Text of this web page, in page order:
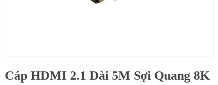
Cáp HDMI 2.1 Dài 5M Sợi Quang 8K